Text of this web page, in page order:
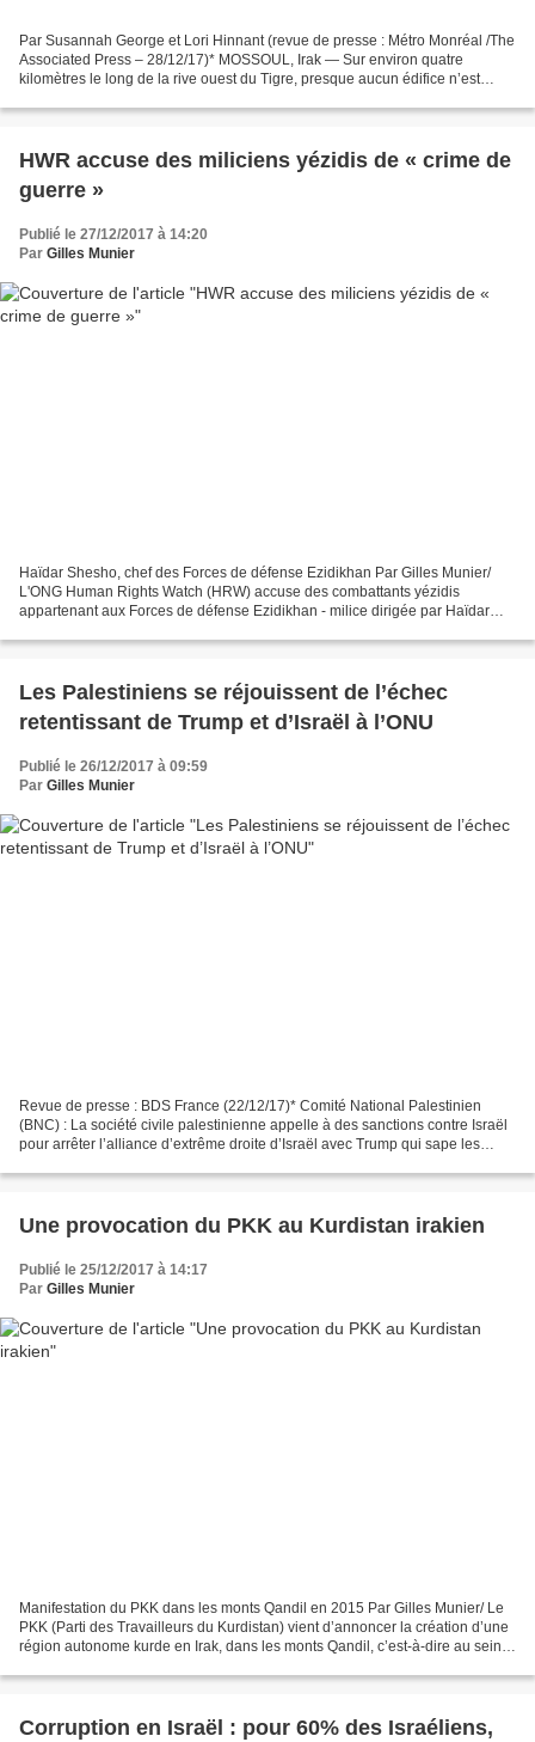
Par Susannah George et Lori Hinnant (revue de presse : Métro Monréal /The
Associated Press – 28/12/17)* MOSSOUL, Irak — Sur environ quatre
kilomètres le long de la rive ouest du Tigre, presque aucun édifice n’est
HWR accuse des miliciens yézidis de « crime de
guerre »
Publié le 27/12/2017 à 14:20
Par Gilles Munier
Haïdar Shesho, chef des Forces de défense Ezidikhan Par Gilles Munier/
L'ONG Human Rights Watch (HRW) accuse des combattants yézidis
appartenant aux Forces de défense Ezidikhan - milice dirigée par Haïdar
Les Palestiniens se réjouissent de l’échec
retentissant de Trump et d’Israël à l’ONU
Publié le 26/12/2017 à 09:59
Par Gilles Munier
Revue de presse : BDS France (22/12/17)* Comité National Palestinien
(BNC) : La société civile palestinienne appelle à des sanctions contre Israël
pour arrêter l’alliance d’extrême droite d’Israël avec Trump qui sape les
Une provocation du PKK au Kurdistan irakien
Publié le 25/12/2017 à 14:17
Par Gilles Munier
Manifestation du PKK dans les monts Qandil en 2015 Par Gilles Munier/ Le
PKK (Parti des Travailleurs du Kurdistan) vient d’annoncer la création d’une
région autonome kurde en Irak, dans les monts Qandil, c’est-à-dire au sein
Corruption en Israël : pour 60% des Israéliens,